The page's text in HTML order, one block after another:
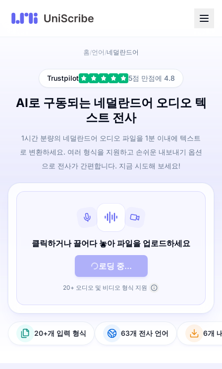
홈/언어 /네덜란드어
Trustpilot 5점 만점에 4.8
AI로 구동되는 네덜란드어 오디오 텍
스트 전사
1시간 분량의 네덜란드어 오디오 파일을 1분 이내에 텍스트
로 변환하세요. 여러 형식을 지원하고 손쉬운 내보내기 옵션
으로 전사가 간편합니다. 지금 시도해 보세요!
클릭하거나 끌어다 놓아 파일을 업로드하세요
로딩 중...
20+ 오디오 및 비디오 형식 지원
20+개 입력 형식 63개 전사 언어 6개